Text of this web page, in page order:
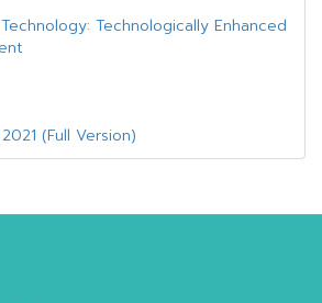
Technologically Enhanced
(Full Version)